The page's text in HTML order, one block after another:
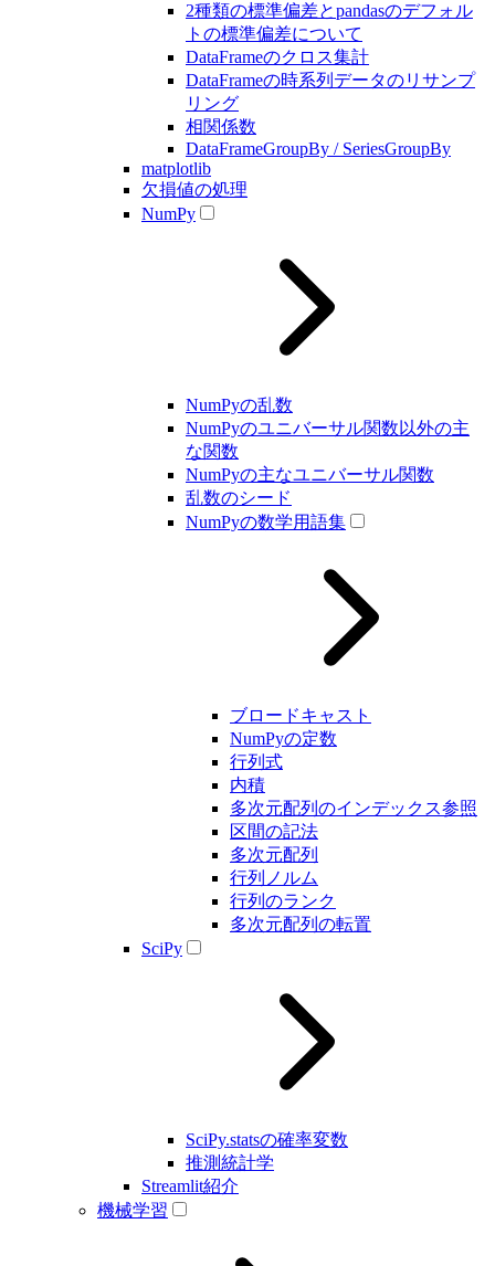
2種類の標準偏差とpandasのデフォル
トの標準偏差について
DataFrameのクロス集計
DataFrameの時系列データのリサンプ
リング
相関係数
DataFrameGroupBy / SeriesGroupBy
matplotlib
欠損値の処理
NumPy
NumPyの乱数
NumPyのユニバーサル関数以外の主
な関数
NumPyの主なユニバーサル関数
乱数のシード
NumPyの数学用語集
ブロードキャスト
NumPyの定数
行列式
内積
多次元配列のインデックス参照
区間の記法
多次元配列
行列ノルム
行列のランク
多次元配列の転置
SciPy
SciPy.statsの確率変数
推測統計学
Streamlit紹介
機械学習